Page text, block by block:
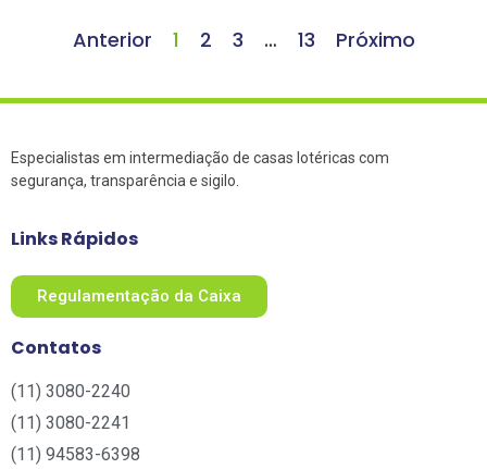
Anterior 1 2 3 … 13 Próximo
Especialistas em intermediação de casas lotéricas com
segurança, transparência e sigilo.
Links Rápidos
Regulamentação da Caixa
Contatos
(11) 3080-2240​
(11) 3080-2241​
(11) 94583-6398